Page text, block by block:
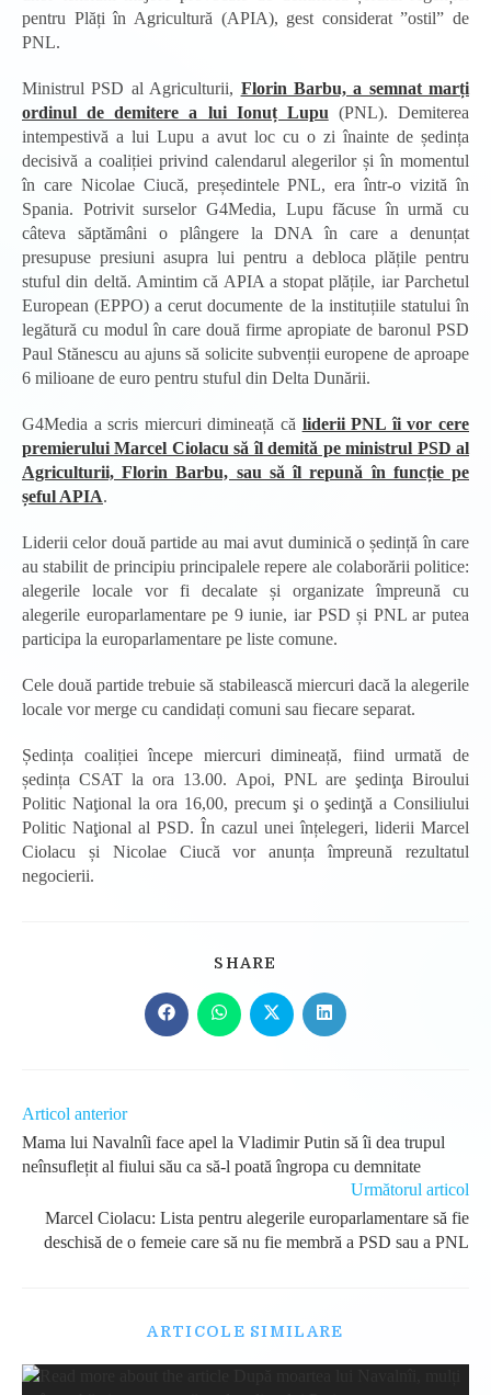
pentru Plăți în Agricultură (APIA), gest considerat ”ostil” de
PNL.
Ministrul PSD al Agriculturii, Florin Barbu, a semnat marți
ordinul de demitere a lui Ionuț Lupu (PNL). Demiterea
intempestivă a lui Lupu a avut loc cu o zi înainte de ședința
decisivă a coaliției privind calendarul alegerilor și în momentul
în care Nicolae Ciucă, președintele PNL, era într-o vizită în
Spania. Potrivit surselor G4Media, Lupu făcuse în urmă cu
câteva săptămâni o plângere la DNA în care a denunțat
presupuse presiuni asupra lui pentru a debloca plățile pentru
stuful din deltă. Amintim că APIA a stopat plățile, iar Parchetul
European (EPPO) a cerut documente de la instituțiile statului în
legătură cu modul în care două firme apropiate de baronul PSD
Paul Stănescu au ajuns să solicite subvenții europene de aproape
6 milioane de euro pentru stuful din Delta Dunării.
G4Media a scris miercuri dimineață că liderii PNL îi vor cere
premierului Marcel Ciolacu să îl demită pe ministrul PSD al
Agriculturii, Florin Barbu, sau să îl repună în funcție pe
șeful APIA.
Liderii celor două partide au mai avut duminică o ședință în care
au stabilit de principiu principalele repere ale colaborării politice:
alegerile locale vor fi decalate și organizate împreună cu
alegerile europarlamentare pe 9 iunie, iar PSD și PNL ar putea
participa la europarlamentare pe liste comune.
Cele două partide trebuie să stabilească miercuri dacă la alegerile
locale vor merge cu candidați comuni sau fiecare separat.
Ședința coaliției începe miercuri dimineață, fiind urmată de
ședința CSAT la ora 13.00. Apoi, PNL are şedinţa Biroului
Politic Naţional la ora 16,00, precum şi o şedinţă a Consiliului
Politic Naţional al PSD. În cazul unei înțelegeri, liderii Marcel
Ciolacu și Nicolae Ciucă vor anunța împreună rezultatul
negocierii.
SHARE
CONTENT
Opens
in
Opens
in
Opens
in
Opens
in
Read
more
articles
Articol anterior
Mama lui Navalnîi face apel la Vladimir Putin să îi dea trupul
neînsuflețit al fiului său ca să-l poată îngropa cu demnitate
Următorul articol
Marcel Ciolacu: Lista pentru alegerile europarlamentare să fie
deschisă de o femeie care să nu fie membră a PSD sau a PNL
ARTICOLE SIMILARE